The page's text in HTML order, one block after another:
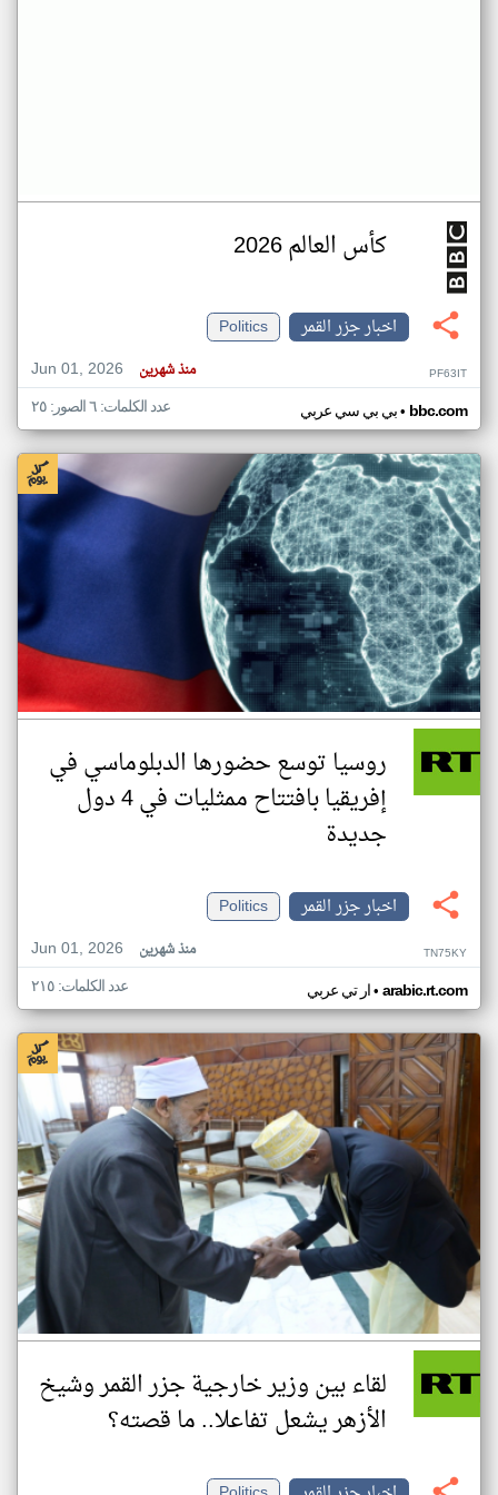
كأس العالم 2026
اخبار جزر القمر
Politics
Jun 01, 2026
منذ شهرين PF63IT
بي بي سي عربي• bbc.com عدد الكلمات: ٦ الصور: ٢٥
روسيا توسع حضورها الدبلوماسي في
إفريقيا بافتتاح ممثليات في 4 دول
جديدة
اخبار جزر القمر
Politics
Jun 01, 2026
منذ شهرين TN75KY
ار تي عربي• arabic.rt.com عدد الكلمات: ٢١٥
لقاء بين وزير خارجية جزر القمر وشيخ
الأزهر يشعل تفاعلا.. ما قصته؟